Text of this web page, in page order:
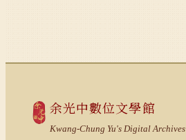
余光中數位文學館
Kwang-Chung Yu's Digital Archives